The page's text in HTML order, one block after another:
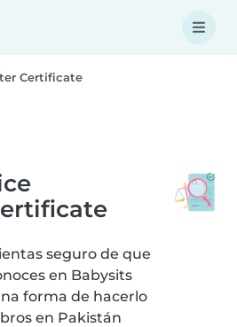
Certificate
seguro de que
en Babysits
forma de hacerlo
en Pakistán